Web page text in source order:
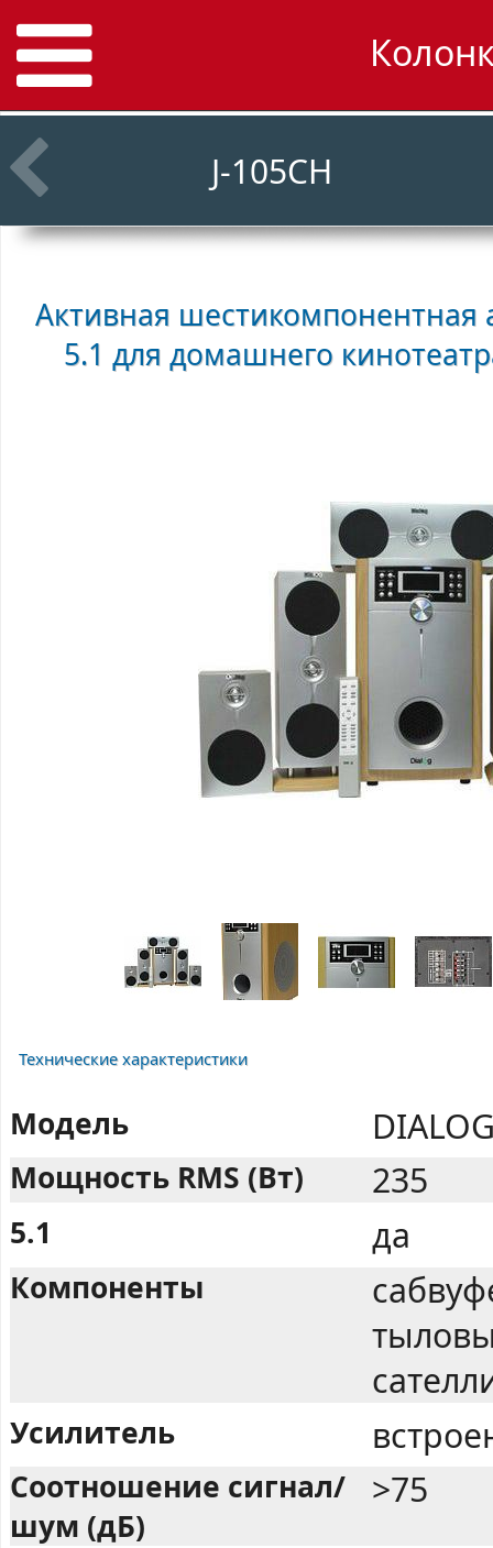
J-105CH
Активная шестикомпонентная
5.1 для домашнего
Технические характеристики
Модель
Мощность RMS (Вт) 235
5.1 да
Компоненты
Усилитель
Соотношение сигнал/
шум (дБ)
>75